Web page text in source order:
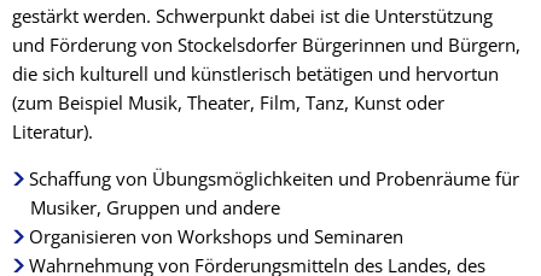
gestärkt werden. Schwerpunkt dabei ist die Unterstützung
und Förderung von Stockelsdorfer Bürgerinnen und Bürgern,
die sich kulturell und künstlerisch betätigen und hervortun
(zum Beispiel Musik, Theater, Film, Tanz, Kunst oder
Literatur).
Schaffung von Übungsmöglichkeiten und Probenräume für
Musiker, Gruppen und andere
Organisieren von Workshops und Seminaren
Wahrnehmung von Förderungsmitteln des Landes, des